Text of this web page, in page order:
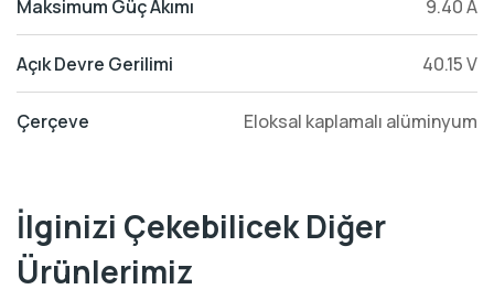
Maksimum Güç Akımı 9.40 A
Açık Devre Gerilimi 40.15 V
Çerçeve Eloksal kaplamalı alüminyum
İlginizi Çekebilicek Diğer
Ürünlerimiz